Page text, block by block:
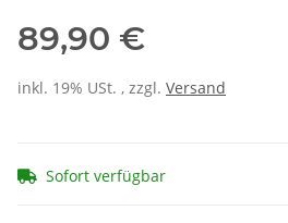
89,90 €
inkl. 19% USt. , zzgl. Versand
Sofort verfügbar